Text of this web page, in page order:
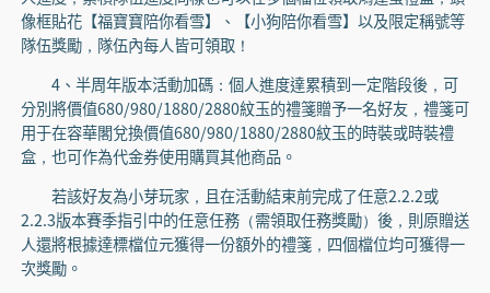
像框貼花【福寶寶陪你看雪】、【小狗陪你看雪】以及限定稱號等
隊伍獎勵，隊伍內每人皆可領取！
4、半周年版本活動加碼：個人進度達累積到一定階段後，可
分別將價值680/980/1880/2880紋玉的禮箋贈予一名好友，禮箋可
用于在容華閣兌換價值680/980/1880/2880紋玉的時裝或時裝禮
盒，也可作為代金券使用購買其他商品。
若該好友為小芽玩家，且在活動結束前完成了任意2.2.2或
2.2.3版本賽季指引中的任意任務（需領取任務獎勵）後，則原贈送
人還將根據達標檔位元獲得一份額外的禮箋，四個檔位均可獲得一
次獎勵。